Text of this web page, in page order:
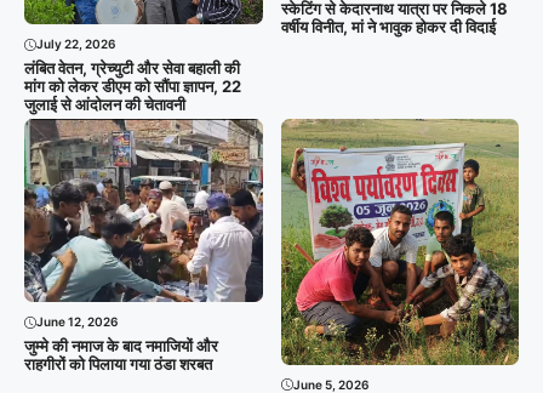
July 22, 2026
लंबित वेतन, ग्रेच्युटी और सेवा बहाली की
मांग को लेकर डीएम को सौंपा ज्ञापन, 22
जुलाई से आंदोलन की चेतावनी
स्केटिंग से केदारनाथ यात्रा पर निकले 18
वर्षीय विनीत, मां ने भावुक होकर दी विदाई
June 12, 2026
जुम्मे की नमाज के बाद नमाजियों और
राहगीरों को पिलाया गया ठंडा शरबत
June 5, 2026